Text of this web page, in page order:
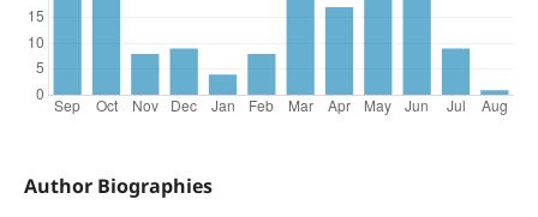
Author Biographies